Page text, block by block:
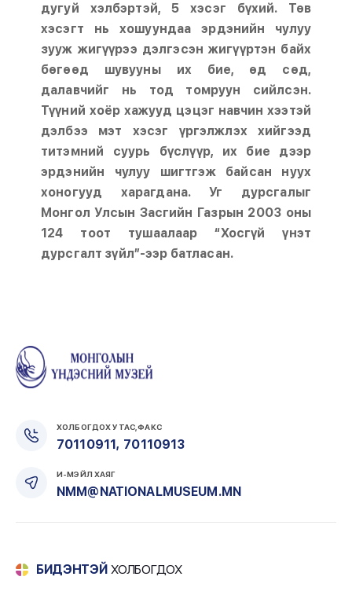
дугуй хэлбэртэй, 5 хэсэг бүхий. Төв
хэсэгт нь хошуундаа эрдэнийн чулуу
зууж жигүүрээ дэлгэсэн жигүүртэн байх
бөгөөд шувууны их бие, өд сөд,
далавчийг нь тод томруун сийлсэн.
Түүний хоёр хажууд цэцэг навчин хээтэй
дэлбээ мэт хэсэг үргэлжлэх хийгээд
титэмний суурь бүслүүр, их бие дээр
эрдэнийн чулуу шигтгэж байсан нуух
хоногууд харагдана. Уг дурсгалыг
Монгол Улсын Засгийн Газрын 2003 оны
124 тоот тушаалаар “Хосгүй үнэт
дурсгалт зүйл”-ээр батласан.
ХОЛБОГДОХ УТАС, ФАКС
70110911, 70110913
И-МЭЙЛ ХАЯГ
NMM@NATIONALMUSEUM.MN
БИДЭНТЭЙ ХОЛБОГДОХ